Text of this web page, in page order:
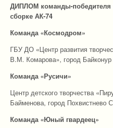
ДИПЛОМ команды-победителя
сборке АК-74
Команда «Космодром»
ГБУ ДО «Центр развития
В.М. Комарова», город Байконур
Команда «Русичи»
Центр детского творчества
Байменова, город Похвистнево
Команда «Юный гвардеец»